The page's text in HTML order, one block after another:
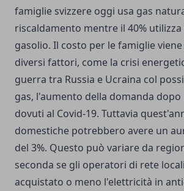
famiglie svizzere oggi usa gas
riscaldamento mentre il 40% utilizza
gasolio. Il costo per le famiglie
diversi fattori, come la crisi
guerra tra Russia e Ucraina col
gas, l'aumento della domanda
dovuti al Covid-19. Tuttavia
domestiche potrebbero avere un
del 3%. Questo può variare da
seconda se gli operatori di rete
acquistato o meno l'elettricità in